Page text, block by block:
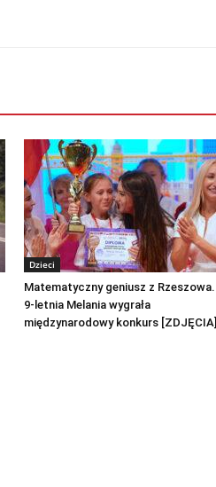
Dzieci
Matematyczny geniusz z Rzeszowa.
9-letnia Melania wygrała
międzynarodowy konkurs [ZDJĘCIA]